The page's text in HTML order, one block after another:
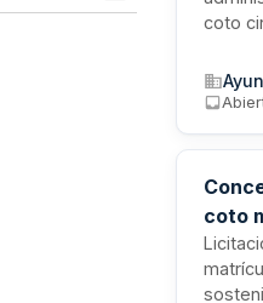
coto
vigor
coto